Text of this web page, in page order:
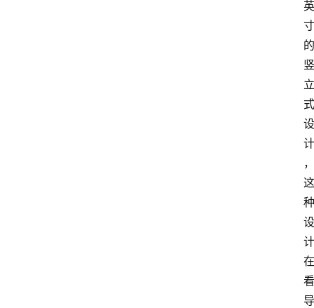
英
寸
的
竖
立
式
设
计
，
这
种
设
计
在
看
导